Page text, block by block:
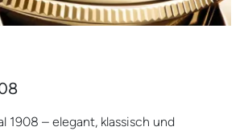
1908 – elegant, klassisch und